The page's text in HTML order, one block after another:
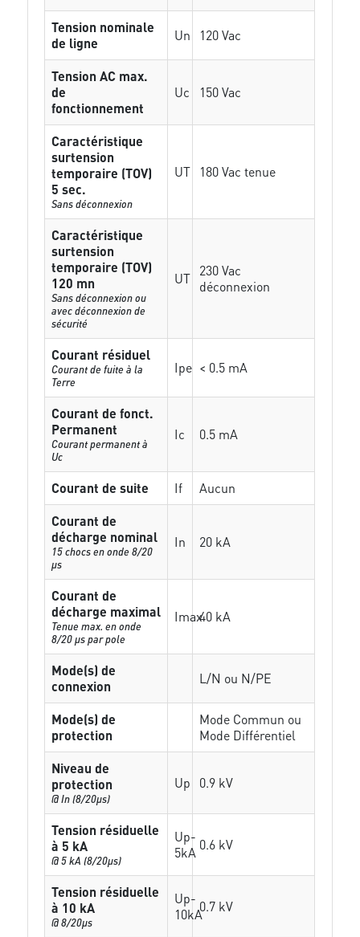
Tension nominale
de ligne
Un 120 Vac
Tension AC max.
de
fonctionnement
Uc 150 Vac
Caractéristique
surtension
temporaire (TOV)
5 sec.
Sans déconnexion
UT 180 Vac tenue
Caractéristique
surtension
temporaire (TOV)
120 mn
Sans déconnexion ou
avec déconnexion de
sécurité
UT 230 Vac
déconnexion
Courant résiduel
Courant de fuite à la
Terre
Ipe < 0.5 mA
Courant de fonct.
Permanent
Courant permanent à
Uc
Ic 0.5 mA
Courant de suite If
Aucun
Courant de
décharge nominal
15 chocs en onde 8/20
µs
In 20 kA
Courant de
décharge maximal
Tenue max. en onde
8/20 µs par pole
Imax40 kA
Mode(s) de
connexion
L/N ou N/PE
Mode(s) de
protection
Mode Commun ou
Mode Différentiel
Niveau de
protection
@ In (8/20µs)
Up 0.9 kV
Tension résiduelle
à 5 kA
@ 5 kA (8/20µs)
Up-
5kA 0.6 kV
Tension résiduelle
à 10 kA
@ 8/20µs
Up-
10kA0.7 kV